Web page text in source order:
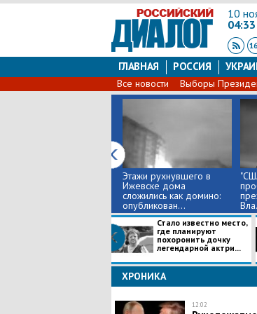
10
04:33
ГЛАВНАЯ РОССИЯ
Все новости Выборы
Этажи рухнувшего в
Ижевске дома
сложились как домино:
опубликован...
Стало известно место,
где планируют
похоронить дочку
легендарной актри...
ХРОНИКА
12:02